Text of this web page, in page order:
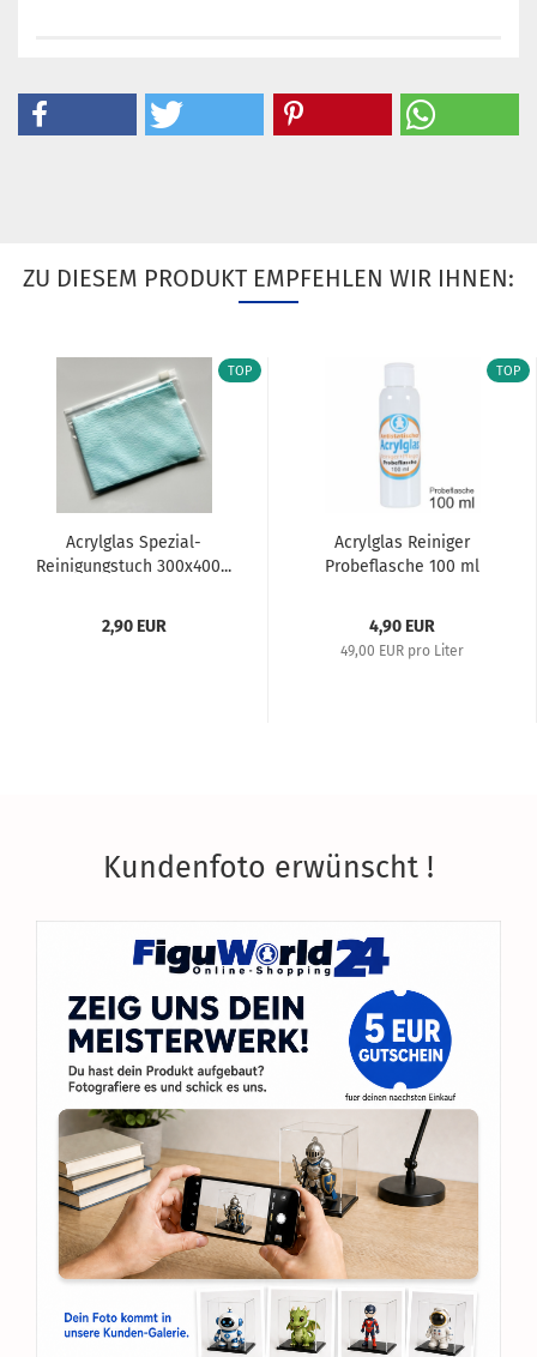
ZU DIESEM PRODUKT EMPFEHLEN WIR IHNEN:
TOP
Acrylglas Spezial-
Reinigungstuch 300x400...
2,90 EUR
TOP
Acrylglas Reiniger
Probeflasche 100 ml
4,90 EUR
49,00 EUR pro Liter
Kundenfoto erwünscht !